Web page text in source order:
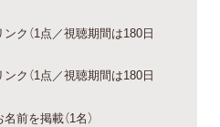
ンク（1点／視聴期間は180日
ンク（1点／視聴期間は180日
前を掲載（1名）